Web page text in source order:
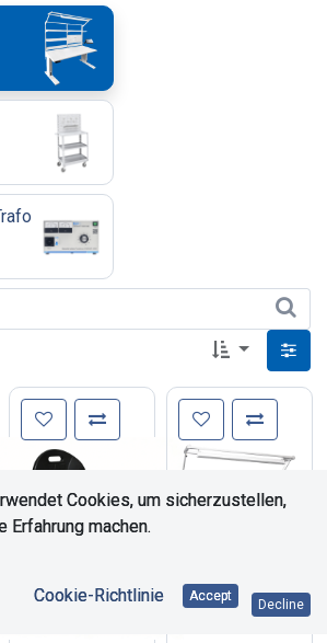
Cookies, um sicherzustellen,
machen.
Cookie-Richtlinie Accept
Decline